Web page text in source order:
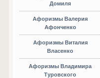
Домиля
Афоризмы Валерия
Афонченко
Афоризмы Виталия
Власенко
Афоризмы Владимира
Туровского